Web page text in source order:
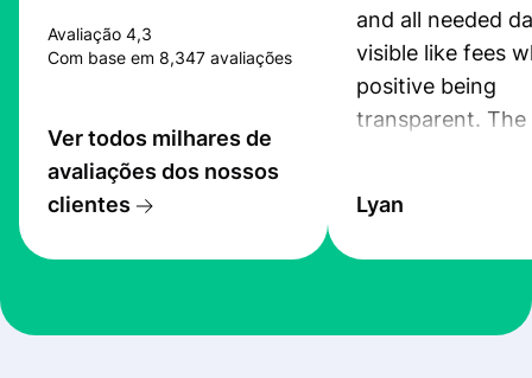
Avaliação 4,3
Com base em 8,347 avaliações
Ver todos milhares de
avaliações dos nossos
clientes
and all needed
visible like fees
positive being
transparent. The
the exchange
at Profee is very
Lyan